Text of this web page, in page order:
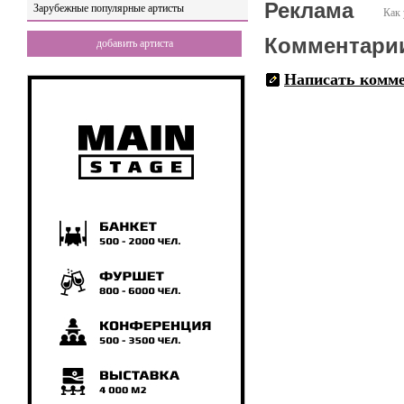
Зарубежные популярные артисты
добавить артиста
Как
Реклама
Написать